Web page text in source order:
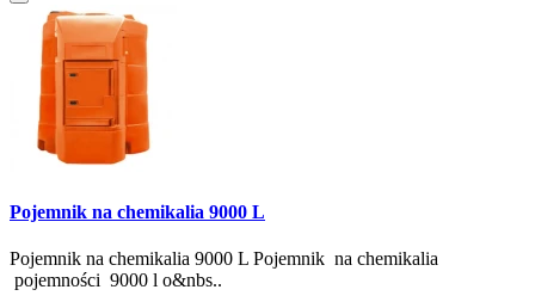
Pojemnik na chemikalia 9000 L
Pojemnik na chemikalia 9000 L Pojemnik na chemikalia
pojemności 9000 l o&nbs..